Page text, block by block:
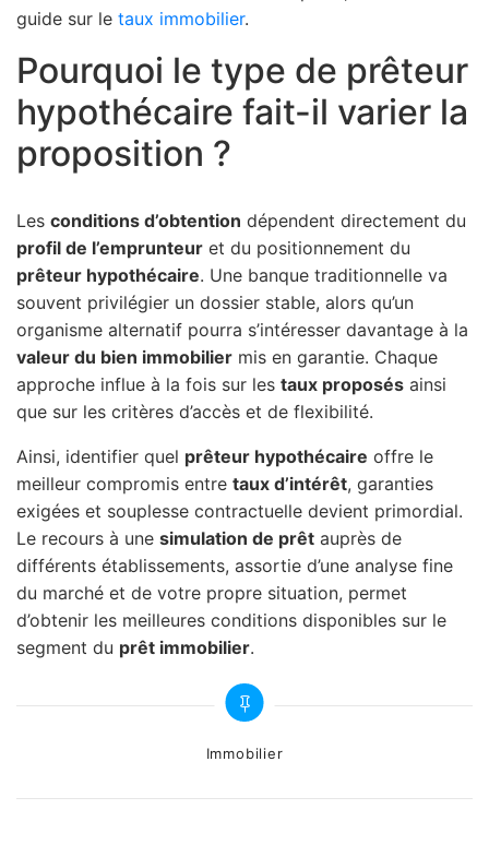
guide sur le taux immobilier.
Pourquoi le type de prêteur
hypothécaire fait-il varier la
proposition ?
Les conditions d’obtention dépendent directement du
profil de l’emprunteur et du positionnement du
prêteur hypothécaire. Une banque traditionnelle va
souvent privilégier un dossier stable, alors qu’un
organisme alternatif pourra s’intéresser davantage à la
valeur du bien immobilier mis en garantie. Chaque
approche influe à la fois sur les taux proposés ainsi
que sur les critères d’accès et de flexibilité.
Ainsi, identifier quel prêteur hypothécaire offre le
meilleur compromis entre taux d’intérêt, garanties
exigées et souplesse contractuelle devient primordial.
Le recours à une simulation de prêt auprès de
différents établissements, assortie d’une analyse fine
du marché et de votre propre situation, permet
d’obtenir les meilleures conditions disponibles sur le
segment du prêt immobilier.
Categories
Immobilier